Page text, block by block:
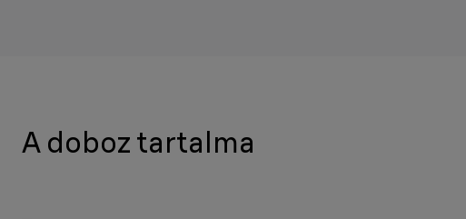
A doboz tartalma